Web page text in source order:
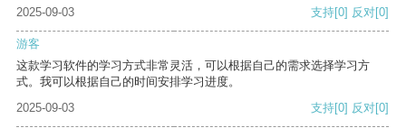
2025-09-03 支持[0] 反对[0]
游客
这款学习软件的学习方式非常灵活，可以根据自己的需求选择学习方
式。我可以根据自己的时间安排学习进度。
2025-09-03
支持[0] 反对[0]